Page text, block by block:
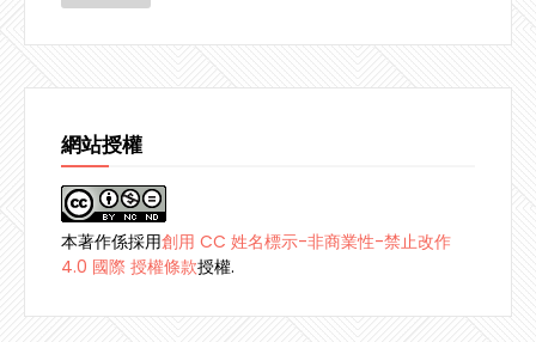
網站授權
本著作係採用創用 CC 姓名標示-非商業性-禁止改作
4.0 國際 授權條款授權.